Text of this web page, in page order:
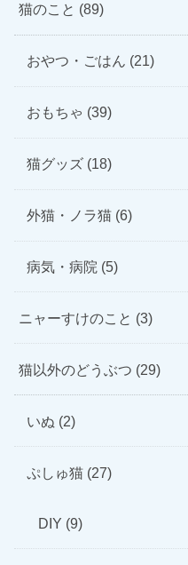
猫のこと (89)
おやつ・ごはん (21)
おもちゃ (39)
猫グッズ (18)
外猫・ノラ猫 (6)
病気・病院 (5)
ニャーすけのこと (3)
猫以外のどうぶつ (29)
いぬ (2)
ぷしゅ猫 (27)
DIY (9)